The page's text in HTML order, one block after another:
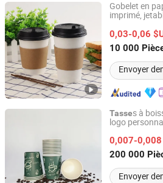
Gobelet en
imprimé,
0,03-0,06
10 000
Envoyer
Anhui Jiushun Photoelectric
Anhui, China Depuis
Tasses à
logo
0,007-0,008
200 000
Envoyer
Anhui Kerui Import and Export
Anhui, China Depuis